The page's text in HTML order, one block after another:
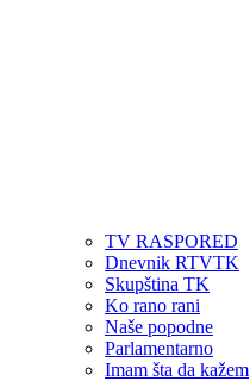
TV RASPORED
Dnevnik RTVTK
Skupština TK
Ko rano rani
Naše popodne
Parlamentarno
Imam šta da kažem